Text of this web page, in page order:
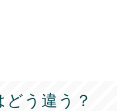
う違う？